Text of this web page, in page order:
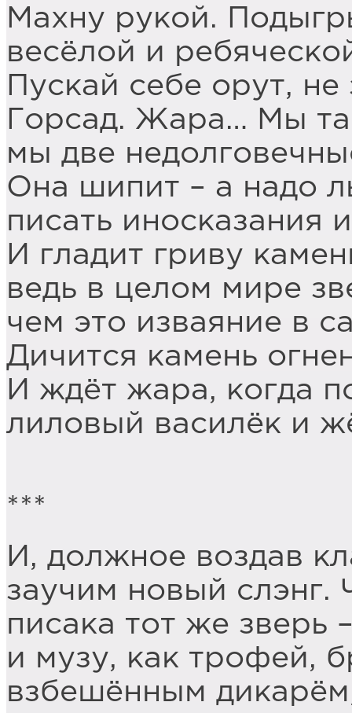
Махну рукой.
весёлой и
Пускай себе орут,
Горсад. Жара… Мы
мы две
Она шипит – а надо
писать иносказания
И гладит гриву
ведь в целом мире
чем это изваяние в
Дичится камень
И ждёт жара, когда
лиловый василёк и
***
И, должное воздав
заучим новый слэнг.
писака тот же зверь
и музу, как трофей,
взбешённым